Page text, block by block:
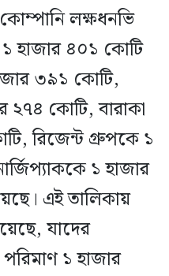
লক্ষধনভি
হাজার ৪০১ কোটি
৩৯১ কোটি,
কোটি, বারাকা
রিজেন্ট গ্রুপকে ১
১ হাজার
এই তালিকায়
যাদের
১ হাজার